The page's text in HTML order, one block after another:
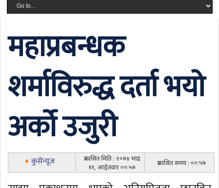
महाप्रबन्धक
शर्माविरुद्ध दर्ता भयो
अर्को उजुरी
कुसेन्यूज
प्रकासित मिति : २०७४ भाद्र
११, आईतवार ००:५७
प्रकासित समय : ००:५७